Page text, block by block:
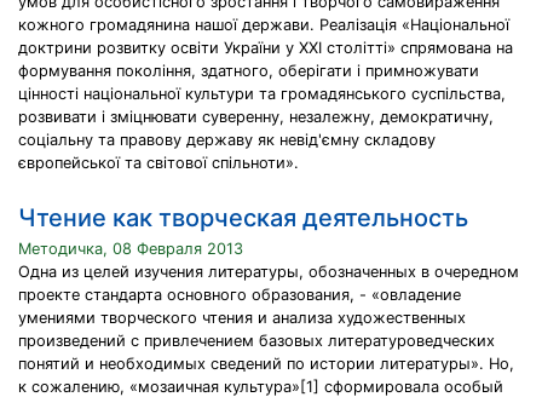
кожного громадянина нашої держави. Реалізація «Національної
доктрини розвитку освіти України у ХХІ столітті» спрямована на
формування покоління, здатного, оберігати і примножувати
цінності національної культури та громадянського суспільства,
розвивати і зміцнювати суверенну, незалежну, демократичну,
соціальну та правову державу як невід'ємну складову
європейської та світової спільноти».
Чтение как творческая деятельность
Методичка, 08 Февраля 2013
Одна из целей изучения литературы, обозначенных в очередном
проекте стандарта основного образования, - «овладение
умениями творческого чтения и анализа художественных
произведений с привлечением базовых литературоведческих
понятий и необходимых сведений по истории литературы». Но,
к сожалению, «мозаичная культура»[1] сформировала особый